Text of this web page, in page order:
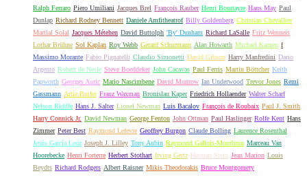
Ralph Ferraro Piero Umiliani Jacques Brel François Rauber Henri Bourtayre Hans May Paul
Dunlap Richard Rodney Bennett Daniele Amfitheatrof Billy Goldenberg Christian Chevallier
Martial Solal Jacques Métehen David Buttolph 'By' Dunham Richard LaSalle Fritz Wenneis
Lothar Brühne Sol Kaplan Roy Webb Gerard Schurmann Alan Howarth Michael Kamen f
Massimo Morante Fabio Pignatelli Claudio Simonetti David Gibson Harry Manfredini Dario
Argento Robert de Nesle Steve Boeddeker John Cacavas Paul Ferris Martin Böttcher Keith
Papworth Georges Auric Mario Nascimbene David Munrow Ian Underwood Trevor Jones Remi
Gassmann Artie Butler Franz Waxman Bronislau Kaper Friedrich Hollaender Walter Scharf
Nelson Riddle Hans J. Salter Lionel Newman Luis Bacalov François de Roubaix Paul J. Smith
Harry Connick Jr. David Newman George Fenton John Ottman Paul Haslinger Rolfe Kent Hans
Zimmer Peter Best Raymond Lefevre Geoffrey Burgon Claude Bolling Laurence Rosenthal
Jesús García Leoz Joseph J. Lilley Tony Aubin Raymond Gallois-Montbrun Marceau Van
Hoorebecke Henri Forterre Herbert Stothart Irving Gertz Herman Stein Jean Marion Louis
Beydts Richard Rodgers Albert Raisner Mikis Theodorakis Bruce Montgomery